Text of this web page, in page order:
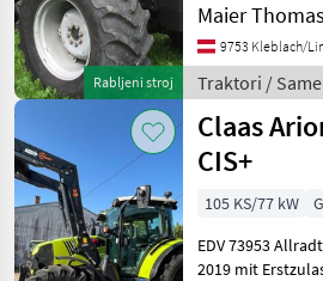
Rabljeni stroj
Jahr 2005, der durch seine
leistungsstarken
vielseitigen
besticht. Mit
Maier
9753 Kleblach/
Traktori / Same
Claas
CIS+
105 KS/77 kW
EDV 73953 Allradtraktor BJ
2019 mit